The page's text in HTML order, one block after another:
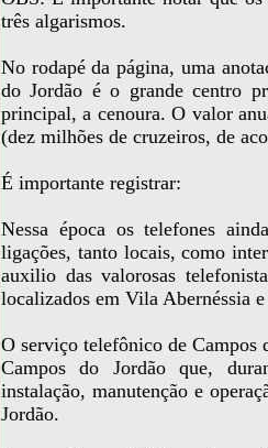
três algarismos.
No rodapé da página, uma
do Jordão é o grande centro
principal, a cenoura. O valor
(dez milhões de cruzeiros, de
É importante registrar:
Nessa época os telefones
ligações, tanto locais, como
auxilio das valorosas
localizados em Vila Abernéssia
O serviço telefônico de Campos
Campos do Jordão que,
instalação, manutenção e
Jordão.